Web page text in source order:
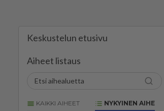
Keskustelun etusivu
Aiheet listaus
KAIKKI AIHEET NYKYINEN AIHE